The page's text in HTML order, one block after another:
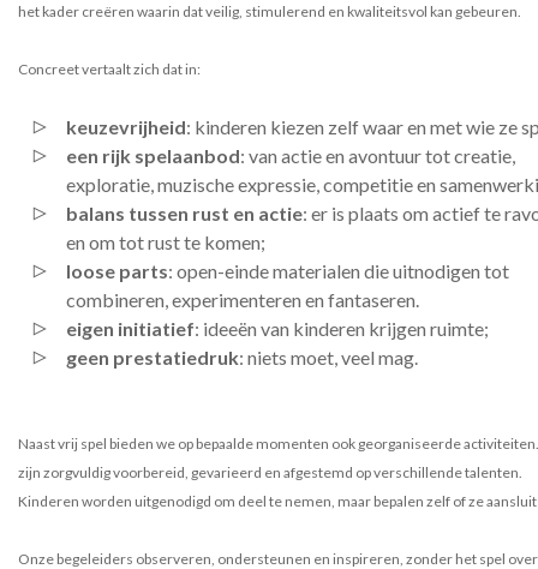
het kader creëren waarin dat veilig, stimulerend en kwaliteitsvol kan gebeuren.
Concreet vertaalt zich dat in:
keuzevrijheid: kinderen kiezen zelf waar en met wie ze
een rijk spelaanbod: van actie en avontuur tot creatie,
exploratie, muzische expressie, competitie en
balans tussen rust en actie: er is plaats om actief te
en om tot rust te komen;
loose parts: open-einde materialen die uitnodigen tot
combineren, experimenteren en fantaseren.
eigen initiatief: ideeën van kinderen krijgen ruimte;
geen prestatiedruk: niets moet, veel mag.
Naast vrij spel bieden we op bepaalde momenten ook georganiseerde
zijn zorgvuldig voorbereid, gevarieerd en afgestemd op verschillende talenten.
Kinderen worden uitgenodigd om deel te nemen, maar bepalen zelf of ze
Onze begeleiders observeren, ondersteunen en inspireren, zonder het spel